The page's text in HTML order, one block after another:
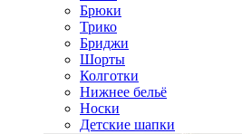
Брюки
Трико
Бриджи
Шорты
Колготки
Нижнее бельё
Носки
Детские шапки